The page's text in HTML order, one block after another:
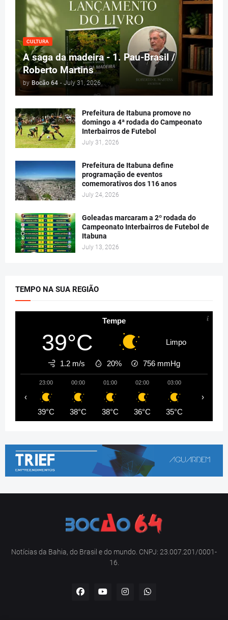
CULTURA
A saga da madeira - 1. Pau-Brasil /
Roberto Martins
by Bocão 64 - July 31, 2026
Prefeitura de Itabuna promove no
domingo a 4ª rodada do Campeonato
Interbairros de Futebol
July 31, 2026
Prefeitura de Itabuna define
programação de eventos
comemorativos dos 116 anos
July 24, 2026
Goleadas marcaram a 2º rodada do
Campeonato Interbairros de Futebol de
Itabuna
July 13, 2026
TEMPO NA SUA REGIÃO
Tempe
39°C Limpo
1.2 m/s 20% 756 mmHg
23:00
39°C
00:00
38°C
01:00
38°C
02:00
36°C
03:00
35°C
‹ ›
Notícias da Bahia, do Brasil e do mundo. CNPJ: 23.007.201/0001-
16.